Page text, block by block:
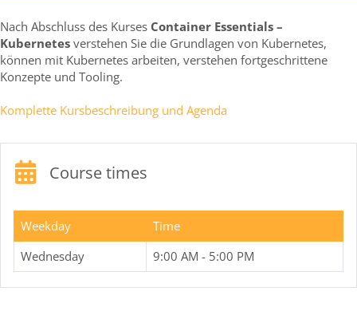
Nach Abschluss des Kurses Container Essentials –
Kubernetes verstehen Sie die Grundlagen von Kubernetes,
können mit Kubernetes arbeiten, verstehen fortgeschrittene
Konzepte und Tooling.
Komplette Kursbeschreibung und Agenda
Course times
Weekday
Time
Wednesday
9:00 AM - 5:00 PM